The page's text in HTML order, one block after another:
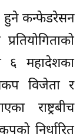
हुने कन्फेडरेसन
६ महादेशका
विजेता र
राष्ट्रबीच
निर्धारित